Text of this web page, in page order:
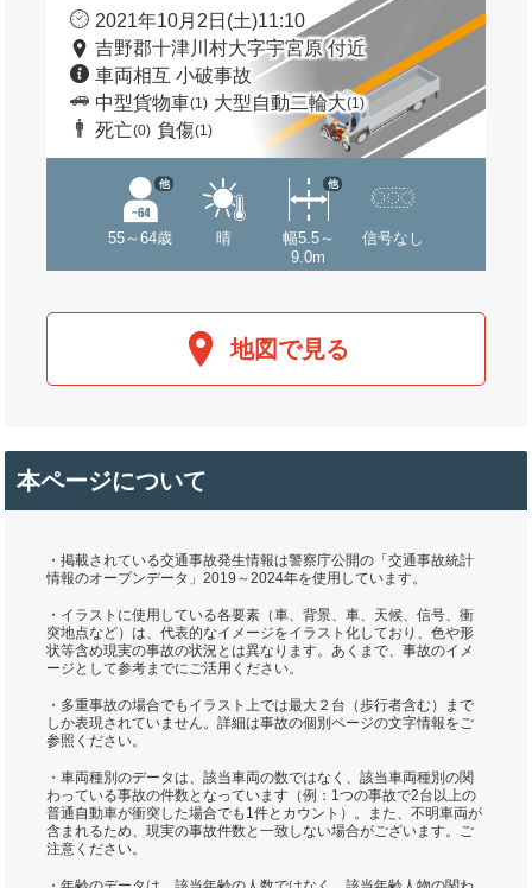
2021年10月2日(土)11:10
吉野郡十津川村大字宇宮原 付近
車両相互 小破事故
中型貨物車(1) 大型自動二輪大(1)
死亡(0) 負傷(1)
55～64歳
他
晴
幅5.5～
9.0m
他
信号なし
地図で見る
本ページについて
・掲載されている交通事故発生情報は警察庁公開の「交通事故統計
情報のオープンデータ」2019～2024年を使用しています。
・イラストに使用している各要素（車、背景、車、天候、信号、衝
突地点など）は、代表的なイメージをイラスト化しており、色や形
状等含め現実の事故の状況とは異なります。あくまで、事故のイメ
ージとして参考までにご活用ください。
・多重事故の場合でもイラスト上では最大２台（歩行者含む）まで
しか表現されていません。詳細は事故の個別ページの文字情報をご
参照ください。
・車両種別のデータは、該当車両の数ではなく、該当車両種別の関
わっている事故の件数となっています（例：1つの事故で2台以上の
普通自動車が衝突した場合でも1件とカウント）。また、不明車両が
含まれるため、現実の事故件数と一致しない場合がございます。ご
注意ください。